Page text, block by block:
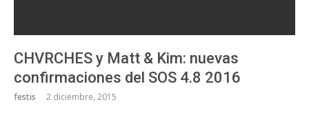
CHVRCHES y Matt & Kim: nuevas
confirmaciones del SOS 4.8 2016
festis 2 diciembre, 2015